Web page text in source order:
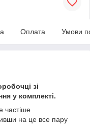
Оплата Умови
зі
у комплекті.
частіше
на це все пару